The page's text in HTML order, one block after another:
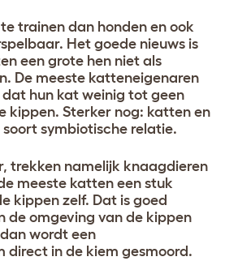
trainen dan honden en ook
Het goede nieuws is
een grote hen niet als
De meeste katteneigenaren
dat hun kat weinig tot geen
kippen. Sterker nog: katten en
symbiotische relatie.
trekken namelijk knaagdieren
meeste katten een stuk
kippen zelf. Dat is goed
de omgeving van de kippen
wordt een
direct in de kiem gesmoord.